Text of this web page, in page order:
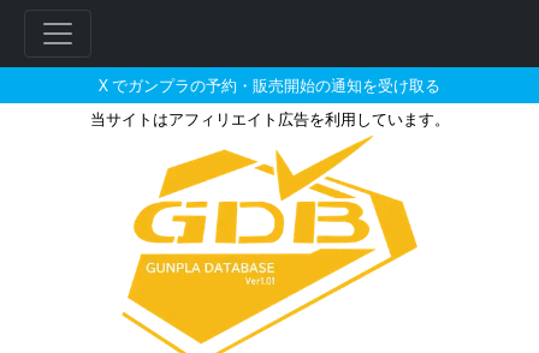
X でガンプラの予約・販売開始の通知を受け取る
当サイトはアフィリエイト広告を利用しています。
ガンダムデカール No.21 MG 1/